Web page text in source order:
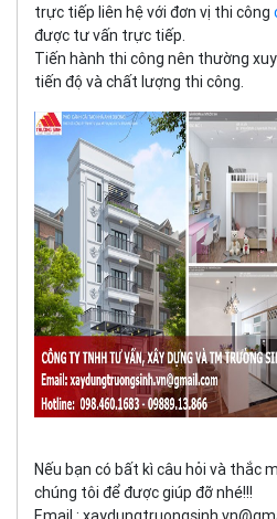
trực tiếp liên hệ với đơn vị thi công
được tư vấn trực tiếp.
Tiến hành thi công nên thường
tiến độ và chất lượng thi công.
Nếu bạn có bất kì câu hỏi và thắc
chúng tôi để được giúp đỡ nhé!!!